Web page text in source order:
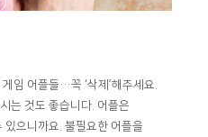
임 어플들…꼭 ‘삭제’해주세요.
는 것도 좋습니다. 어플은
있으니까요. 불필요한 어플을